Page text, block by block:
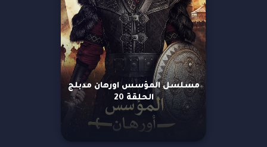
مسلسل المؤسس اورهان مدبلج
الحلقة 20